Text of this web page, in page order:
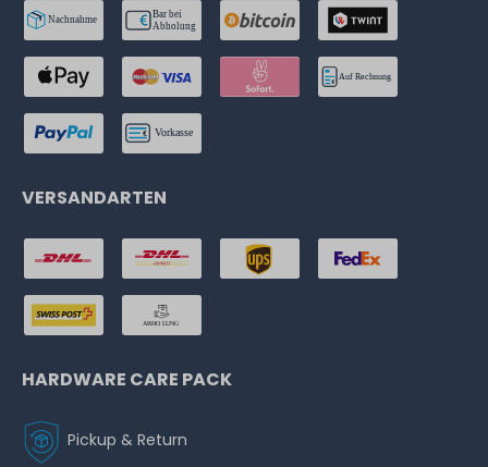
VERSANDARTEN
HARDWARE CARE PACK
Pickup & Return